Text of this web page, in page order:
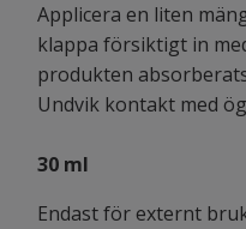
Applicera en liten
klappa försiktigt in
produkten
Undvik kontakt med
30 ml
Endast för externt